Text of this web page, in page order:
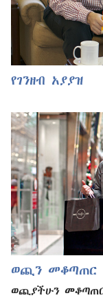
የገንዘብ አያያዝ
ወጪን መቆጣጠር
ወጪያችሁን